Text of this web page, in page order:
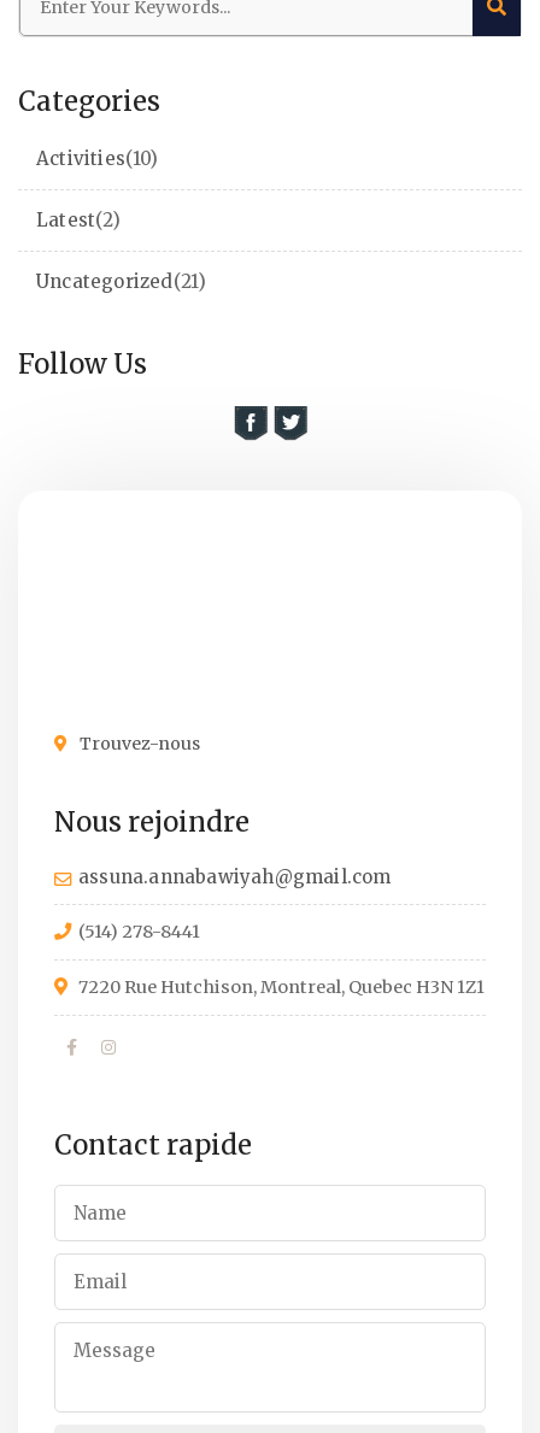
Categories
Activities(10)
Latest(2)
Uncategorized(21)
Follow Us
Trouvez-nous
Nous rejoindre
assuna.annabawiyah@gmail.com
(514) 278-8441
7220 Rue Hutchison, Montreal, Quebec H3N 1Z1
Contact rapide